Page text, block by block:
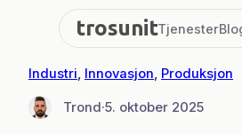
Industri, Innovasjon, Produksjon
Trond·5. oktober 2025
trosunitTjenester